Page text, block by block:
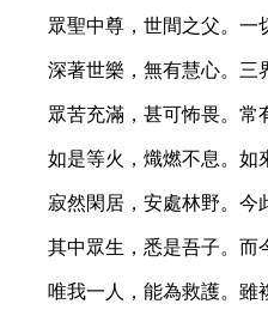
眾聖中尊，世間之父。一
深著世樂，無有慧心。三
眾苦充滿，甚可怖畏。常
如是等火，熾燃不息。如
寂然閑居，安處林野。今
其中眾生，悉是吾子。而
唯我一人，能為救護。雖